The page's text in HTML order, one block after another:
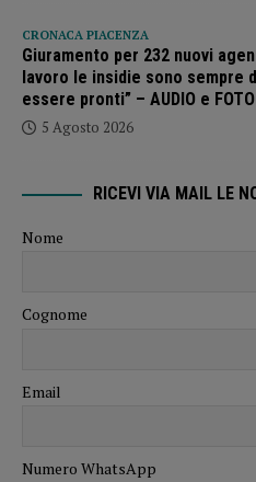
CRONACA PIACENZA
Giuramento per 232 nuovi
lavoro le insidie sono sempre
essere pronti” – AUDIO e FOTO
5 Agosto 2026
RICEVI VIA MAIL LE
Nome
Cognome
Email
Numero WhatsApp